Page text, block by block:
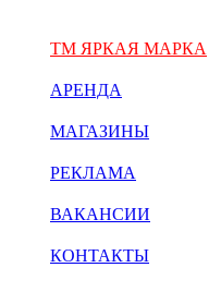
ТМ ЯРКАЯ МАРКА
АРЕНДА
МАГАЗИНЫ
РЕКЛАМА
ВАКАНСИИ
КОНТАКТЫ